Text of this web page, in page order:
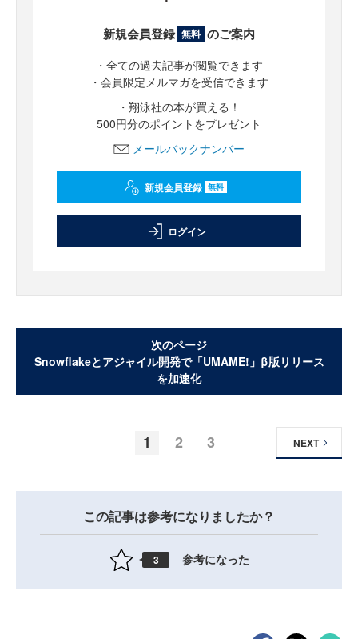
新規会員登録 無料 のご案内
・全ての過去記事が閲覧できます
・会員限定メルマガを受信できます
・翔泳社の本が買える！
500円分のポイントをプレゼント
メールバックナンバー
新規会員登録 無料
ログイン
次のページ
Snowflakeとアジャイル開発で「UMAME!」β版リリース
を加速化
1 2 3 NEXT
この記事は参考になりましたか？
3 参考になった